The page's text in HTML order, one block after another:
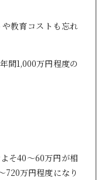
教育コストも忘れ
間1,000万円程度の
そ40～60万円が相
720万円程度になり